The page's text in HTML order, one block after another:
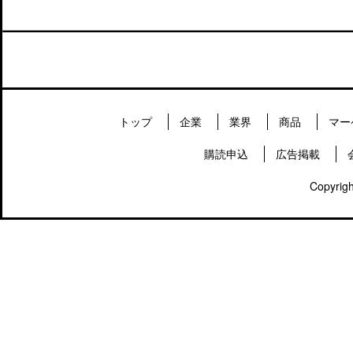
トップ 企業 業界 商品 マ
購読申込 広告掲載